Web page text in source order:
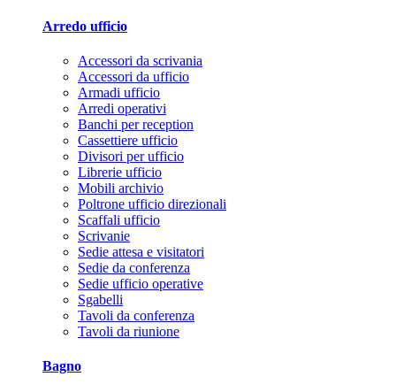
Arredo ufficio
Accessori da scrivania
Accessori da ufficio
Armadi ufficio
Arredi operativi
Banchi per reception
Cassettiere ufficio
Divisori per ufficio
Librerie ufficio
Mobili archivio
Poltrone ufficio direzionali
Scaffali ufficio
Scrivanie
Sedie attesa e visitatori
Sedie da conferenza
Sedie ufficio operative
Sgabelli
Tavoli da conferenza
Tavoli da riunione
Bagno